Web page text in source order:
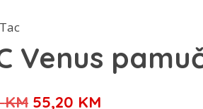
Tac
Venus
KM Izvorna
55,20 KMTrenutna